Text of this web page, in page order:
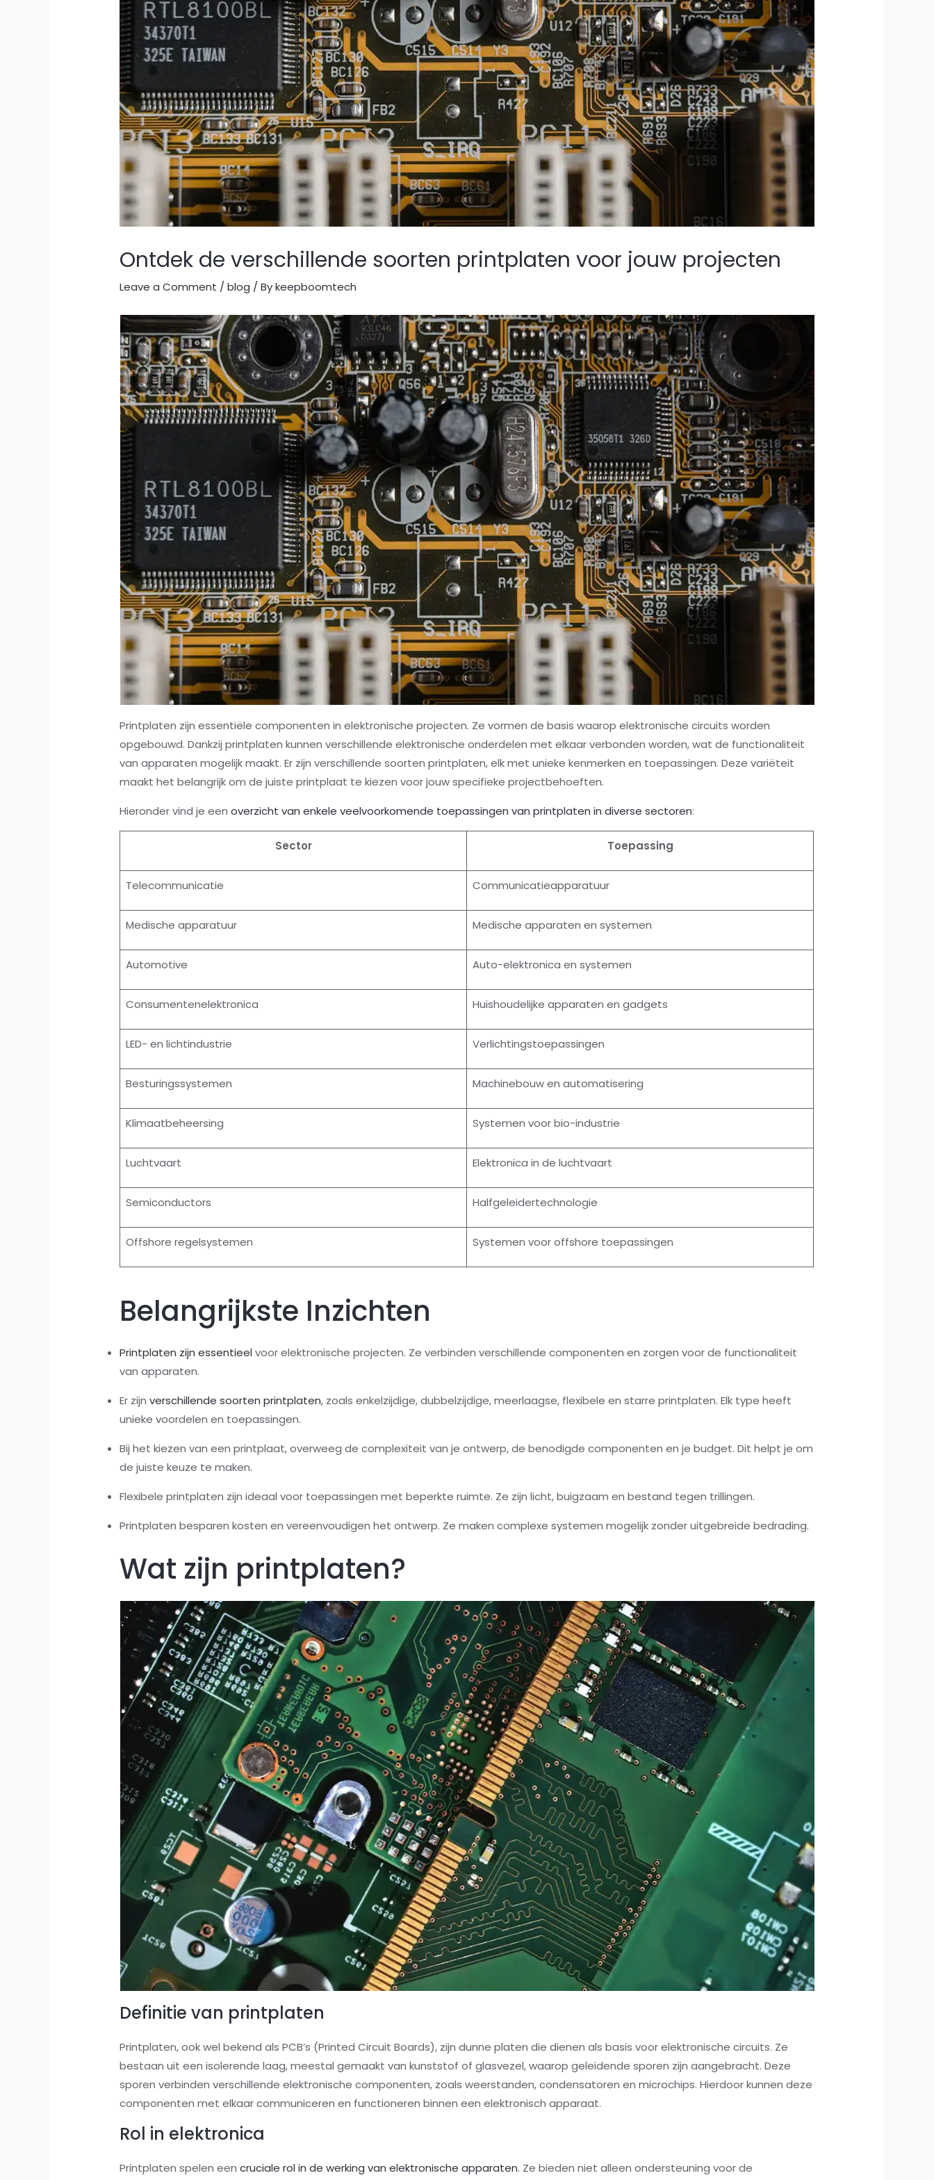
Ontdek de verschillende soorten printplaten voor jouw projecten
Leave a Comment /blog / Bykeepboomtech
Printplaten zijn essentiële componenten in elektronische projecten. Ze vormen de basis waarop elektronische circuits worden
opgebouwd. Dankzij printplaten kunnen verschillende elektronische onderdelen met elkaar verbonden worden, wat de functionaliteit
van apparaten mogelijk maakt. Er zijn verschillende soorten printplaten, elk met unieke kenmerken en toepassingen. Deze variëteit
maakt het belangrijk om de juiste printplaat te kiezen voor jouw specifieke projectbehoeften.
Hieronder vind je eenoverzicht van enkele veelvoorkomende toepassingen van printplaten in diverse sectoren:
Sector Toepassing
Telecommunicatie Communicatieapparatuur
Medische apparatuur Medische apparaten en systemen
Automotive Auto-elektronica en systemen
Consumentenelektronica Huishoudelijke apparaten en gadgets
LED- en lichtindustrie Verlichtingstoepassingen
Besturingssystemen Machinebouw en automatisering
Klimaatbeheersing Systemen voor bio-industrie
Luchtvaart Elektronica in de luchtvaart
Semiconductors Halfgeleidertechnologie
Offshore regelsystemen Systemen voor offshore toepassingen
Belangrijkste Inzichten
Printplaten zijn essentieelvoor elektronische projecten. Ze verbinden verschillende componenten en zorgen voor de functionaliteit
van apparaten.
Er zijnverschillende soorten printplaten, zoals enkelzijdige, dubbelzijdige, meerlaagse, flexibele en starre printplaten. Elk type heeft
unieke voordelen en toepassingen.
Bij het kiezen van een printplaat, overweeg de complexiteit van je ontwerp, de benodigde componenten en je budget. Dit helpt je om
de juiste keuze te maken.
Flexibele printplaten zijn ideaal voor toepassingen met beperkte ruimte. Ze zijn licht, buigzaam en bestand tegen trillingen.
Printplaten besparen kosten en vereenvoudigen het ontwerp. Ze maken complexe systemen mogelijk zonder uitgebreide bedrading.
Wat zijn printplaten?
Definitie van printplaten
Printplaten, ook wel bekend als PCB’s (Printed Circuit Boards), zijn dunne platen die dienen als basis voor elektronische circuits. Ze
bestaan uit een isolerende laag, meestal gemaakt van kunststof of glasvezel, waarop geleidende sporen zijn aangebracht. Deze
sporen verbinden verschillende elektronische componenten, zoals weerstanden, condensatoren en microchips. Hierdoor kunnen deze
componenten met elkaar communiceren en functioneren binnen een elektronisch apparaat.
Rol in elektronica
Printplaten spelen eencruciale rol in de werking van elektronische apparaten. Ze bieden niet alleen ondersteuning voor de